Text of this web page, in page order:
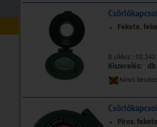
Fekete,
B.cikksz.:
Kiszerelés: db
Nincs
Piros,